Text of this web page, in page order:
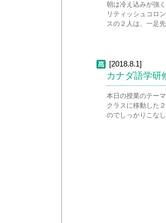
朝は冷え込みが強
リティッシュコロ
スの２人は、一足
[2018.8.1]
カナダ語学研
本日の授業のテー
クラスに移動した
のでしっかりこな